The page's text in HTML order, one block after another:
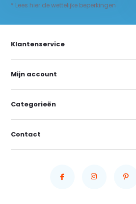
* Lees hier de wettelijke beperkingen
Klantenservice
Mijn account
Categorieën
Contact